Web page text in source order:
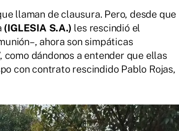
llaman de clausura. Pero, desde que
(IGLESIA S.A.) les rescindió el
ahora son simpáticas
como dándonos a entender que ellas
con contrato rescindido Pablo Rojas,